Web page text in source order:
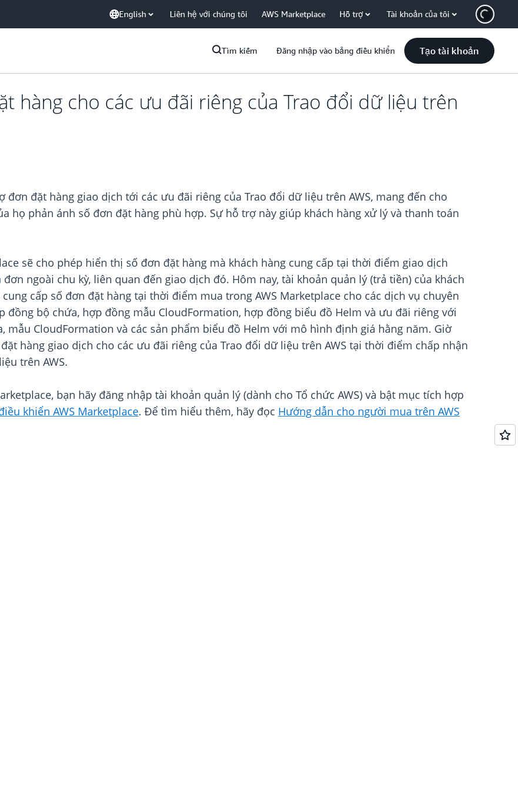
English Liên hệ với chúng tôi AWS Marketplace Hỗ trợ Tài khoản của tôi
Tìm kiếm Đăng nhập vào bảng điều khiển Tạo tài khoản
hàng cho các ưu đãi riêng của Trao đổi dữ liệu trên
đơn đặt hàng giao dịch tới các ưu đãi riêng của Trao đổi dữ liệu trên AWS, mang đến cho
họ phản ánh số đơn đặt hàng phù hợp. Sự hỗ trợ này giúp khách hàng xử lý và thanh toán
sẽ cho phép hiển thị số đơn đặt hàng mà khách hàng cung cấp tại thời điểm giao dịch
ngoài chu kỳ, liên quan đến giao dịch đó. Hôm nay, tài khoản quản lý (trả tiền) của khách
cấp số đơn đặt hàng tại thời điểm mua trong AWS Marketplace cho các dịch vụ chuyên
đồng bộ chứa, hợp đồng mẫu CloudFormation, hợp đồng biểu đồ Helm và ưu đãi riêng với
mẫu CloudFormation và các sản phẩm biểu đồ Helm với mô hình định giá hằng năm. Giờ
hàng giao dịch cho các ưu đãi riêng của Trao đổi dữ liệu trên AWS tại thời điểm chấp nhận
trên AWS.
bạn hãy đăng nhập tài khoản quản lý (dành cho Tổ chức AWS) và bật mục tích hợp
khiển AWS Marketplace. Để tìm hiểu thêm, hãy đọc Hướng dẫn cho người mua trên AWS